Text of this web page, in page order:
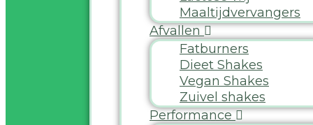
Maaltijdvervangers
Afvallen
Fatburners
Dieet Shakes
Vegan Shakes
Zuivel shakes
Performance